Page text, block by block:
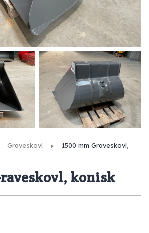
Graveskovl
1500 mm Graveskovl,
konisk